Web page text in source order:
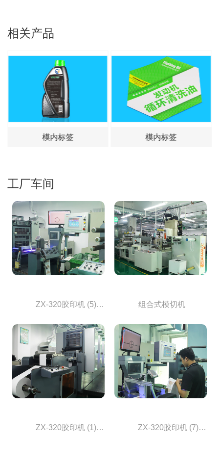
相关产品
模内标签 模内标签
工厂车间
ZX-320胶印机 (5)
            组合式模切机
ZX-320胶印机 (1) ZX-320胶印机 (7)